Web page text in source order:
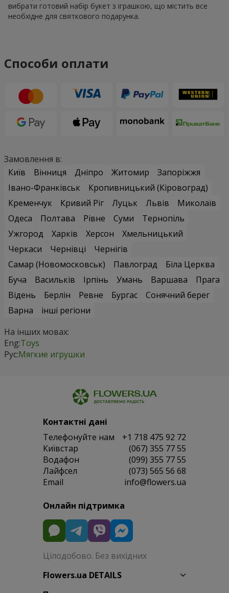
вибрати готовий набір букет з іграшкою, що містить все
необхідне для святкового подарунка.
Способи оплати
Замовлення в:
Київ
Вінниця Дніпро Житомир
Запоріжжя
Івано-Франківськ
Кропивницький (Кіровоград)
Кременчук
Кривий Ріг Луцьк Львів
Миколаїв
Одеса
Полтава Рівне Суми
Тернопіль
Ужгород
Харків Херсон
Хмельницький
Черкаси
Чернівці
Чернігів
Самар (Новомосковськ)
Павлоград
Біла Церква
Буча
Васильків Ірпінь Умань Варшава
Прага
Відень
Берлін Ревне Бургас
Сонячний берег
Варна
інші регіони
На інших мовах:
Eng:Toys
Рус:Мягкие игрушки
Контактні дані
Телефонуйте нам
+1 718 475 92 72
Київстар
(067) 355 77 55
Водафон
(099) 355 77 55
Лайфсел
(073) 565 56 68
Email
info@flowers.ua
Онлайн підтримка
Цілодобово. Без вихідних
Flowers.ua DETAILS